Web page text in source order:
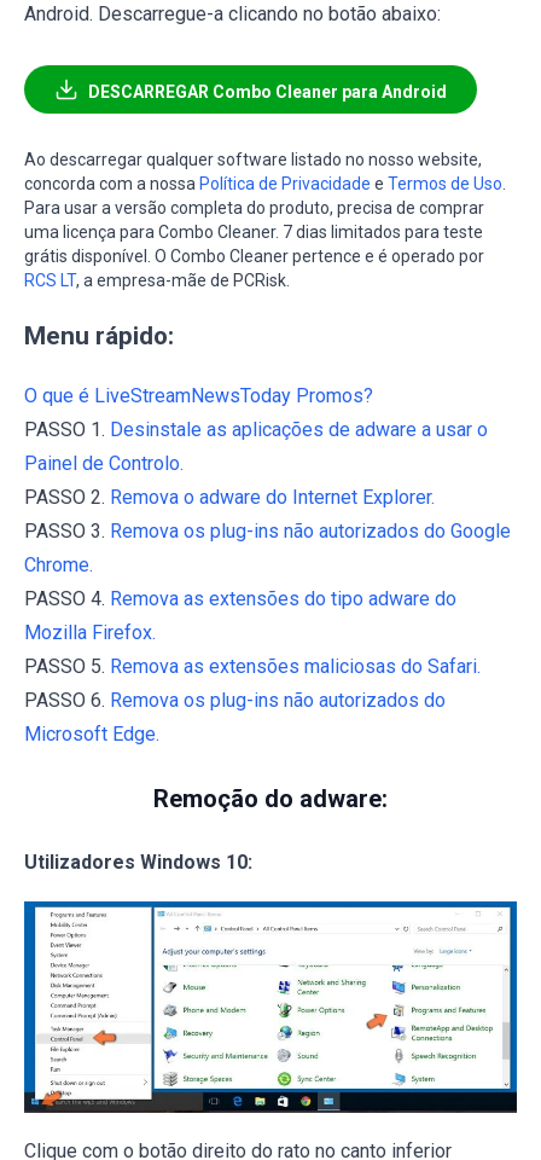
Android. Descarregue-a clicando no botão abaixo:
DESCARREGAR Combo Cleaner para Android
Ao descarregar qualquer software listado no nosso website,
concorda com a nossa Política de Privacidade e Termos de Uso.
Para usar a versão completa do produto, precisa de comprar
uma licença para Combo Cleaner. 7 dias limitados para teste
grátis disponível. O Combo Cleaner pertence e é operado por
RCS LT, a empresa-mãe de PCRisk.
Menu rápido:
O que é LiveStreamNewsToday Promos?
PASSO 1. Desinstale as aplicações de adware a usar o
Painel de Controlo.
PASSO 2. Remova o adware do Internet Explorer.
PASSO 3. Remova os plug-ins não autorizados do Google
Chrome.
PASSO 4. Remova as extensões do tipo adware do
Mozilla Firefox.
PASSO 5. Remova as extensões maliciosas do Safari.
PASSO 6. Remova os plug-ins não autorizados do
Microsoft Edge.
Remoção do adware:
Utilizadores Windows 10:
Clique com o botão direito do rato no canto inferior